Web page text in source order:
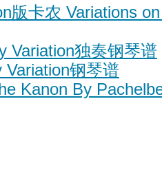
版卡农 Variations
Variation独奏钢琴谱
钢琴谱
Kanon By